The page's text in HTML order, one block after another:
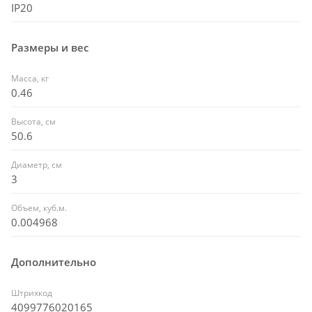
IP20
Размеры и вес
Масса, кг
0.46
Высота, см
50.6
Диаметр, см
3
Объем, куб.м.
0.004968
Дополнительно
Штрихкод
4099776020165